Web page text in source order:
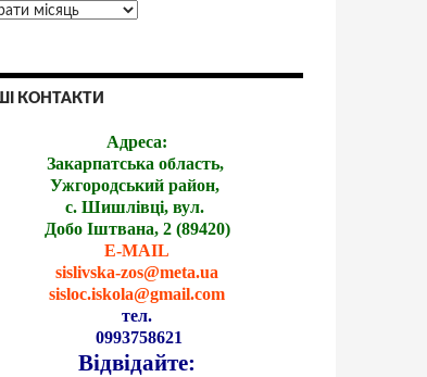
КОНТАКТИ
Адреса:
Закарпатська область,
Ужгородський район,
с. Шишлівці, вул.
Добо Іштвана, 2 (89420)
E-MAIL
sislivska-zos@meta.ua
sisloc.iskola@gmail.com
тел.
0993758621
Відвідайте: